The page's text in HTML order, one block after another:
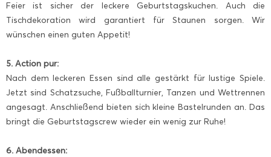
Feier ist sicher der leckere Geburtstagskuchen. Auch die
Tischdekoration wird garantiert für Staunen sorgen. Wir
wünschen einen guten Appetit!
5. Action pur:
Nach dem leckeren Essen sind alle gestärkt für lustige Spiele.
Jetzt sind Schatzsuche, Fußballturnier, Tanzen und Wettrennen
angesagt. Anschließend bieten sich kleine Bastelrunden an. Das
bringt die Geburtstagscrew wieder ein wenig zur Ruhe!
6. Abendessen: